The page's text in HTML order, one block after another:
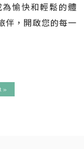
愉快和輕鬆的體
伴，開啟您的每一
»